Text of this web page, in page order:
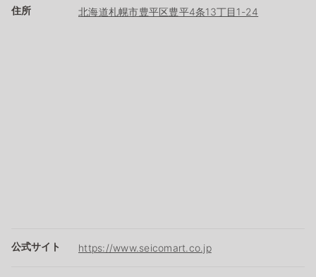
住所 北海道札幌市豊平区豊平4条13丁目1-24
公式サイト https://www.seicomart.co.jp